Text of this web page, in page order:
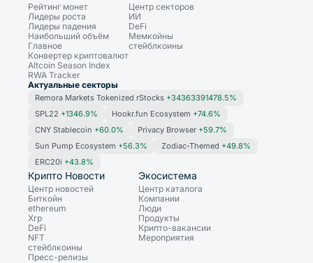
Рейтинг монет
Лидеры роста
Лидеры падения
Наибольший объём
Главное
Конвертер криптовалют
Altcoin Season Index
RWA Tracker
Центр секторов
ИИ
DeFi
Мемкойны
стейблкоины
Актуальные секторы
Remora Markets Tokenized rStocks +34363391478.5%
SPL22 +1346.9% Hookr.fun Ecosystem +74.6%
CNY Stablecoin +60.0% Privacy Browser +59.7%
Sun Pump Ecosystem +56.3% Zodiac-Themed +49.8%
ERC20i +43.8%
Крипто Новости
Центр новостей
Биткойн
ethereum
Xrp
DeFi
NFT
стейблкоины
Пресс-релизы
Экосистема
Центр каталога
Компании
Люди
Продукты
Крипто-вакансии
Мероприятия